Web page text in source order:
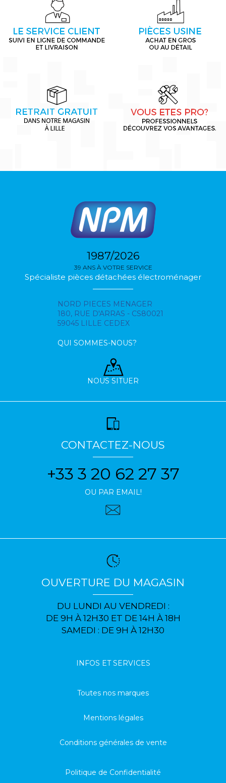
1987/2026
39 ANS À VOTRE SERVICE
Spécialiste pièces détachées électroménager
NORD PIECES MENAGER
180, RUE D'ARRAS - CS80021
59045 LILLE CEDEX
QUI SOMMES-NOUS?
NOUS SITUER
CONTACTEZ-NOUS
+33 3 20 62 27 37
OU PAR EMAIL!
OUVERTURE DU MAGASIN
DU LUNDI AU VENDREDI :
DE 9H À 12H30 ET DE 14H À 18H
SAMEDI : DE 9H À 12H30
INFOS ET SERVICES
Toutes nos marques
Mentions légales
Conditions générales de vente
Politique de Confidentialité